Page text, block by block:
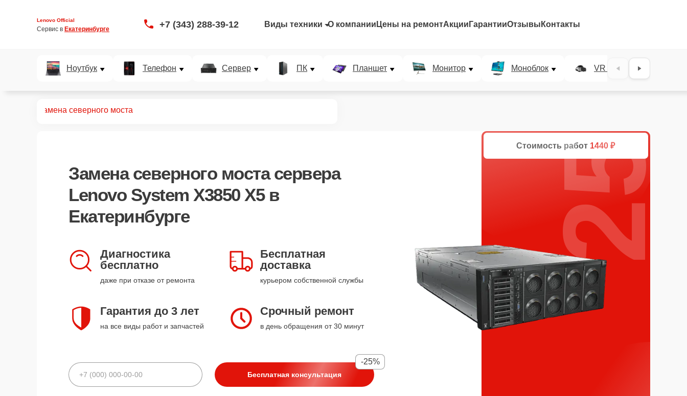
Lenovo Official
Сервис в Екатеринбурге +7 (343) 288-39-12 Виды техники О компании Цены на ремонтАкции ГарантииОтзывы Контакты
Ноутбук Телефон Сервер ПК Планшет Монитор Моноблок VR система
Замена северного моста
Замена северного моста сервера
Lenovo System X3850 X5 в
Екатеринбурге
Диагностика
бесплатно
даже при отказе от ремонта
Бесплатная
доставка
курьером собственной службы
Гарантия до 3 лет
на все виды работ и запчастей
Срочный ремонт
в день обращения от 30 минут
Бесплатная консультация
-25%
Стоимость работ 1440 ₽
25%